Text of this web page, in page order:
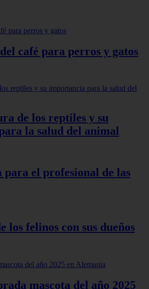
café para perros y gatos
de los reptiles y su
la salud del animal
para el profesional de las
los felinos con sus dueños
mascota del año 2025